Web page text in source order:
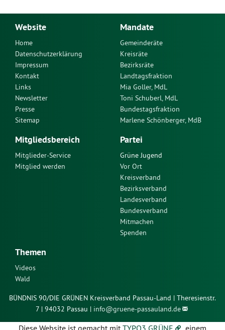
Website
Home
Datenschutzerklärung
Impressum
Kontakt
Links
Newsletter
Presse
Sitemap
Mandate
Gemeinderäte
Kreisräte
Bezirksräte
Landtagsfraktion
Mia Goller, MdL
Toni Schuberl, MdL
Bundestagsfraktion
Marlene Schönberger, MdB
Mitgliedsbereich
Mitglieder-Service
Mitglied werden
Partei
Grüne Jugend
Vor Ort
Kreisverband
Bezirksverband
Landesverband
Bundesverband
Mitmachen
Spenden
Themen
Videos
Wald
BÜNDNIS 90/DIE GRÜNEN Kreisverband Passau-Land | Theresienstr.
7 | 94032 Passau | info@gruene-passauland.de
Diese Website ist gemacht mitTYPO3 GRÜNE , einem